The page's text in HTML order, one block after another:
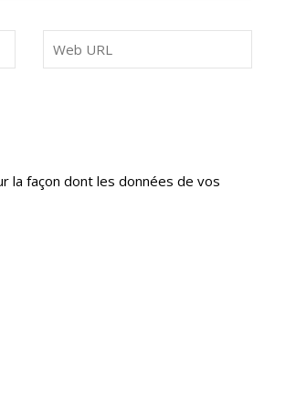
la façon dont les données de vos